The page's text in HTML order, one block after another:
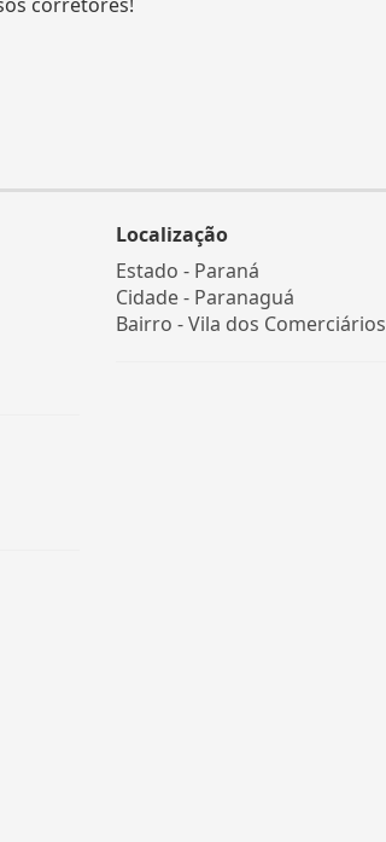
Localização
Estado - Paraná
Cidade - Paranaguá
Bairro -Vila dos Comerciários